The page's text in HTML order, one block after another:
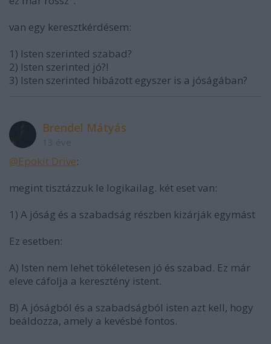
van egy keresztkérdésem:
1) Isten szerinted szabad?
2) Isten szerinted jó?!
3) Isten szerinted hibázott egyszer is a jóságában?
Brendel Mátyás
@Epokit Drive:
megint tisztázzuk le logikailag. két eset van:
1) A jóság és a szabadság részben kizárják egymást
Ez esetben:
A) Isten nem lehet tökéletesen jó és szabad. Ez már
eleve cáfolja a keresztény istent.
B) A jóságból és a szabadságból isten azt kell, hogy
beáldozza, amely a kevésbé fontos.